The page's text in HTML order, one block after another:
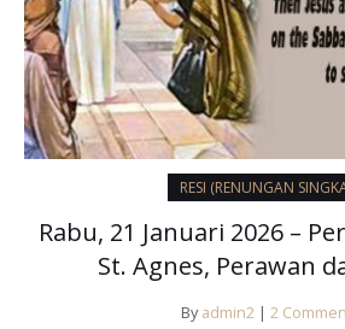
RESI (RENUNGAN
Rabu, 21 Januari 2026 –
St. Agnes, Perawan
By admin2 | 2